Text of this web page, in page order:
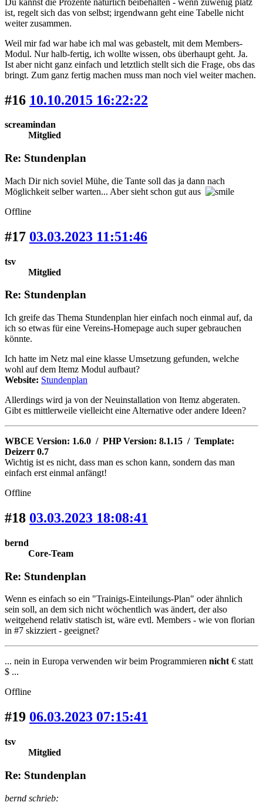
ist, regelt sich das von selbst; irgendwann geht eine Tabelle nicht
weiter zusammen.
Weil mir fad war habe ich mal was gebastelt, mit dem Members-
Modul. Nur halb-fertig, ich wollte wissen, obs überhaupt geht. Ja.
Ist aber nicht ganz einfach und letztlich stellt sich die Frage, obs das
bringt. Zum ganz fertig machen muss man noch viel weiter machen.
#16 10.10.2015 16:22:22
screamindan
Mitglied
Re: Stundenplan
Mach Dir nich soviel Mühe, die Tante soll das ja dann nach
Möglichkeit selber warten... Aber sieht schon gut aus
Offline
#17 03.03.2023 11:51:46
tsv
Mitglied
Re: Stundenplan
Ich greife das Thema Stundenplan hier einfach noch einmal auf, da
ich so etwas für eine Vereins-Homepage auch super gebrauchen
könnte.
Ich hatte im Netz mal eine klasse Umsetzung gefunden, welche
wohl auf dem Itemz Modul aufbaut?
Website: Stundenplan
Allerdings wird ja von der Neuinstallation von Itemz abgeraten.
Gibt es mittlerweile vielleicht eine Alternative oder andere Ideen?
WBCE Version: 1.6.0 / PHP Version: 8.1.15 / Template:
Deizerr 0.7
Wichtig ist es nicht, dass man es schon kann, sondern das man
einfach erst einmal anfängt!
Offline
#18 03.03.2023 18:08:41
bernd
Core-Team
Re: Stundenplan
Wenn es einfach so ein "Trainigs-Einteilungs-Plan" oder ähnlich
sein soll, an dem sich nicht wöchentlich was ändert, der also
weitgehend relativ statisch ist, wäre evtl. Members - wie von florian
in #7 skizziert - geeignet?
... nein in Europa verwenden wir beim Programmieren nicht € statt
$ ...
Offline
#19 06.03.2023 07:15:41
tsv
Mitglied
Re: Stundenplan
bernd schrieb: